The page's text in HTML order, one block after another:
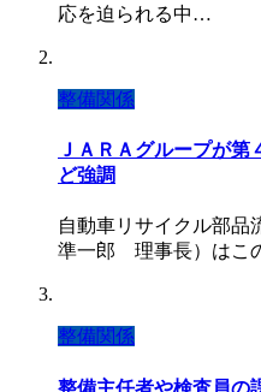
応を迫られる中…
整備関係
ＪＡＲＡグループが
ど強調
自動車リサイクル部品
準一郎 理事長）はこ
整備関係
整備主任者や検査員の